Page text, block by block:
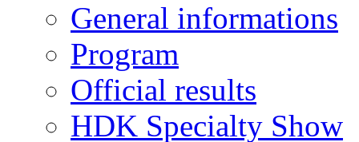
General informations
Program
Official results
HDK Specialty Show